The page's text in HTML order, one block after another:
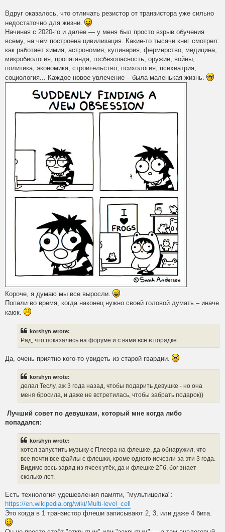
Вдруг оказалось, что отличать резистор от транзистора уже сильно
недостаточно для жизни.
Начиная с 2020-го и далее — у меня был просто взрыв обучения
всему, на чём построена цивилизация. Какие-то тысячи книг смотрел:
как работает химия, астрономия, кулинария, фермерство, медицина,
микробиология, пропаганда, госбезопасность, оружие, войны,
политика, экономика, строительство, психология, психиатрия,
социология... Каждое новое увлечение – была маленькая жизнь.
Короче, я думаю мы все выросли.
Попали во время, когда наконец нужно своей головой думать – иначе
каюк.
korshyn wrote:
Рад, что показались на форуме и с вами всё в порядке.
Да, очень приятно кого-то увидеть из старой гвардии.
korshyn wrote:
делал Теслу, аж 3 года назад, чтобы подарить девушке - но она
меня бросила, и даже не встретилась, чтобы забрать подарок))
Лучший совет по девушкам, который мне когда либо
попадался:
korshyn wrote:
хотел запустить музыку с Плеера на флешке, да обнаружил, что
все почти все файлы с флешки, кроме одного исчезли за эти 3 года.
Видимо весь заряд из ячеек утёк, да и флешке 2Гб, бог знает
сколько лет.
Есть технология удешевления памяти, "мультицелка":
https://en.wikipedia.org/wiki/Multi-level_cell
Это когда в 1 транзистор флеши записывают 2, 3, или даже 4 бита.